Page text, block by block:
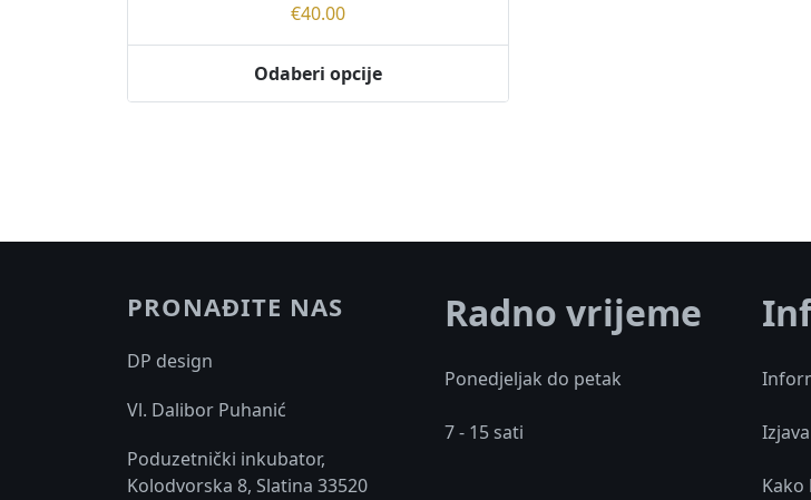
€40.00
Odaberi opcije
PRONAĐITE NAS
DP design
Vl. Dalibor Puhanić
Poduzetnički inkubator,
Kolodvorska 8, Slatina 33520
Radno vrijeme
Ponedjeljak do petak
7 - 15 sati
Kako